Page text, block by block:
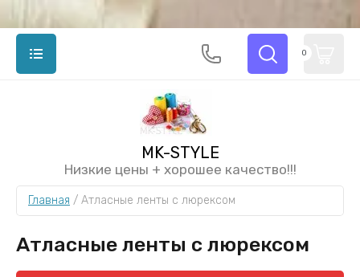
MK-STYLE
Низкие цены + хорошее качество!!!
0
Главная / Атласные ленты с люрексом
Атласные ленты с люрексом